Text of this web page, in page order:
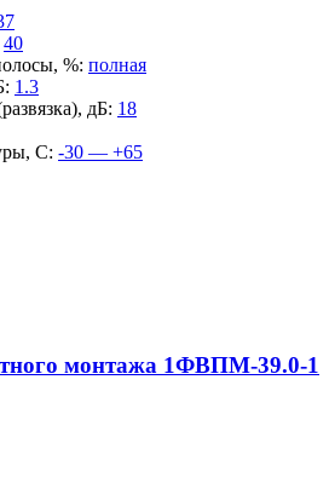
40
%: полная
: 1.3
дБ: 18
С: -30 — +65
монтажа 1ФВПМ-39.0-1